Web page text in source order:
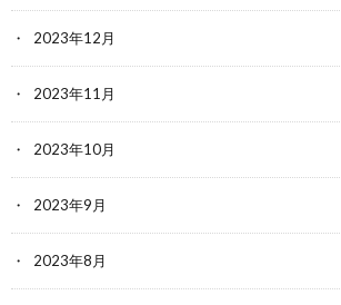
2023年12月
2023年11月
2023年10月
2023年9月
2023年8月